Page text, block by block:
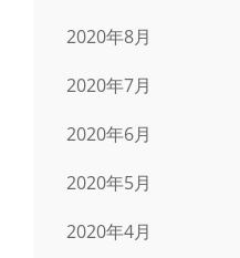
2020年8月
2020年7月
2020年6月
2020年5月
2020年4月